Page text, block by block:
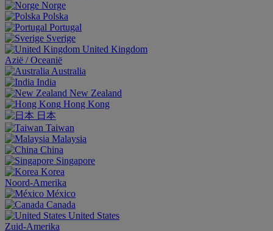
Norge
Polska
Portugal
Sverige
United Kingdom
Aziё / Oceaniё
Australia
India
New Zealand
Hong Kong
日本
Taiwan
Malaysia
China
Singapore
Korea
Noord-Amerika
México
Canada
United States
Zuid-Amerika